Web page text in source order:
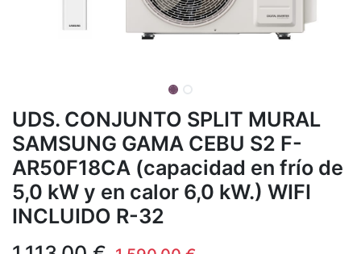
UDS. CONJUNTO SPLIT MURAL
SAMSUNG GAMA CEBU S2 F-
AR50F18CA (capacidad en frío de
5,0 kW y en calor 6,0 kW.) WIFI
INCLUIDO R-32